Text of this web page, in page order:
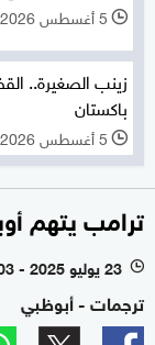
l 5 أغسطس 2026
زينب الصغيرة..
باكستان
l 5 أغسطس 2026
ترامب يتهم
l 23 يوليو 2025 - 06:03 بتوقيت أبوظبي
ترجمات - أبوظبي